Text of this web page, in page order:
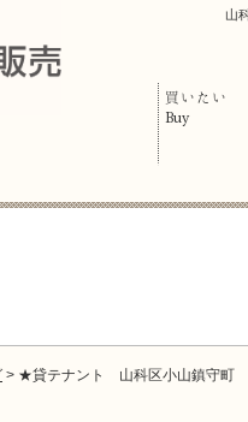
山
買いたい
Buy
> ★貸テナント 山科区小山鎮守町